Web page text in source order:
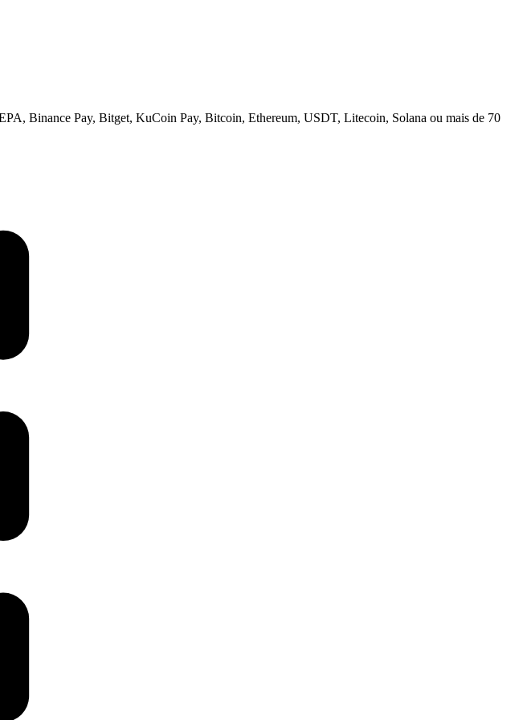
Binance Pay, Bitget, KuCoin Pay, Bitcoin, Ethereum, USDT, Litecoin, Solana ou mais de 70